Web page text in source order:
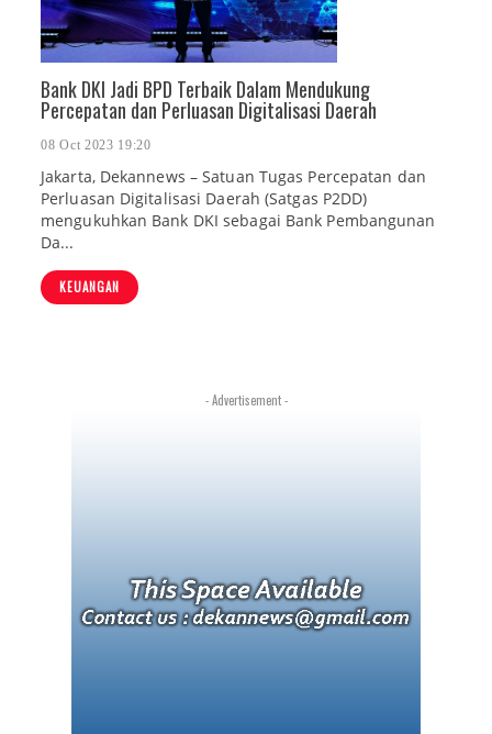
Bank DKI Jadi BPD Terbaik Dalam Mendukung
Percepatan dan Perluasan Digitalisasi Daerah
08 Oct 2023 19:20
Jakarta, Dekannews – Satuan Tugas Percepatan dan
Perluasan Digitalisasi Daerah (Satgas P2DD)
mengukuhkan Bank DKI sebagai Bank Pembangunan
Da...
KEUANGAN
- Advertisement -